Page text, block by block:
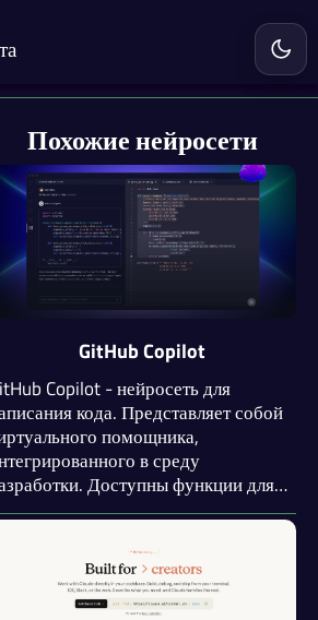
Похожие нейросети
GitHub Copilot
Copilot - нейросеть для
кода. Представляет собой
помощника,
в среду
Доступны функции для
автодополнения и
кода. Поддерживаются
практически все популярные языки
программирования. Присутствуют
функции для организаций.